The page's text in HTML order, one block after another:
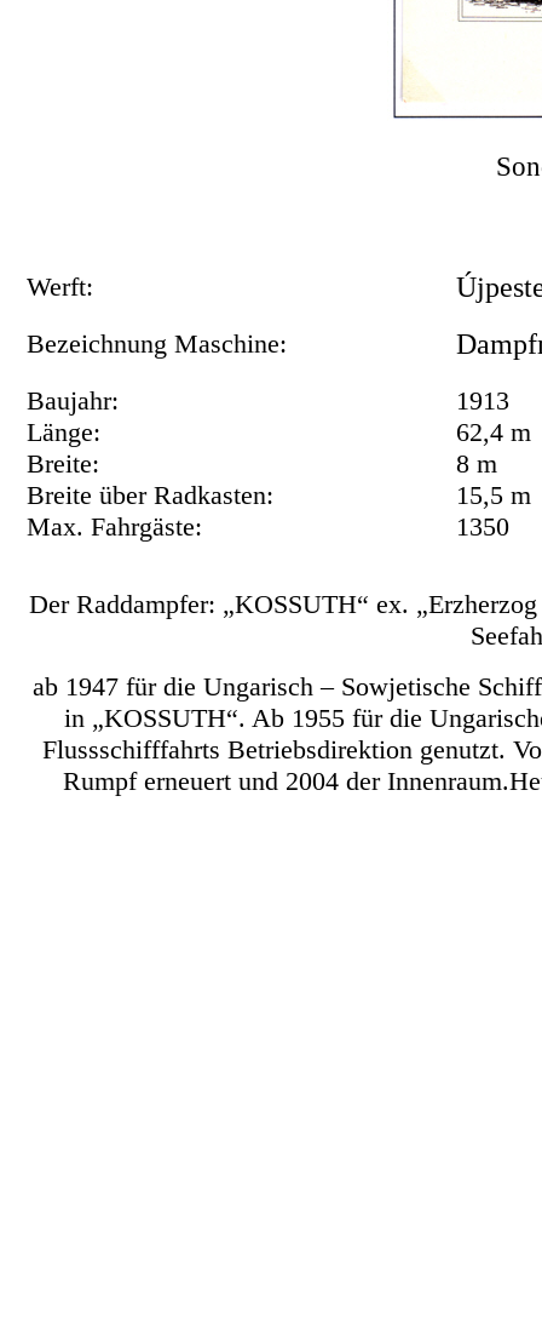
Werft:
Bezeichnung Maschine:
Baujahr:
1913
Länge:
62,4 m
Breite:
8 m
Breite über Radkasten:
15,5 m
Max. Fahrgäste:
1350
Der Raddampfer: „KOSSUTH“ ex.
ab 1947 für die Ungarisch – Sowjetische
in „KOSSUTH“. Ab 1955 für die
Flussschifffahrts Betriebsdirektion genutzt.
Rumpf erneuert und 2004 der